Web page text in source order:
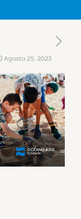
Agosto 25, 2023